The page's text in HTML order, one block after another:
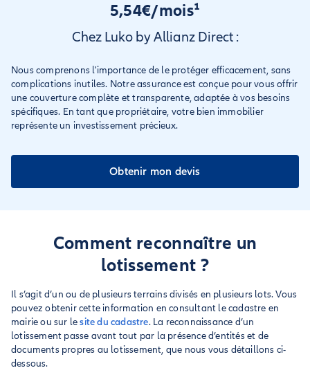
5,54€/mois¹
Chez Luko by Allianz Direct :
Nous comprenons l'importance de le protéger efficacement, sans
complications inutiles. Notre assurance est conçue pour vous offrir
une couverture complète et transparente, adaptée à vos besoins
spécifiques. En tant que propriétaire, votre bien immobilier
représente un investissement précieux.
Obtenir mon devis
Comment reconnaître un
lotissement ?
Il s’agit d’un ou de plusieurs terrains divisés en plusieurs lots. Vous
pouvez obtenir cette information en consultant le cadastre en
mairie ou sur lesite du cadastre. La reconnaissance d’un
lotissement passe avant tout par la présence d’entités et de
documents propres au lotissement, que nous vous détaillons ci-
dessous.